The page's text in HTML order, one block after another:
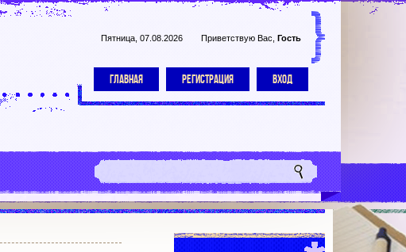
Пятница, 07.08.2026 Приветствую Вас Гость
ГЛАВНАЯ РЕГИСТРАЦИЯ ВХОД